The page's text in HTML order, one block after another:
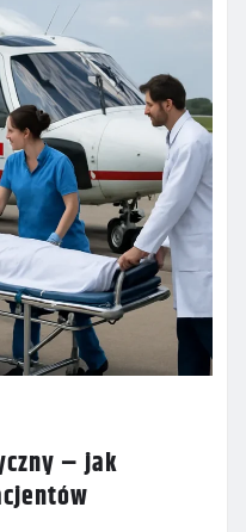
– jak